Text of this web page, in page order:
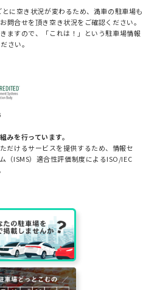
に空き状況が変わるため、満車の駐車場も
問合せを頂き空き状況をご確認ください。
ますので、「これは！」という駐車場情報
さい。
みを行っています。
だけるサービスを提供するため、情報セ
（ISMS）適合性評価制度によるISO/IEC